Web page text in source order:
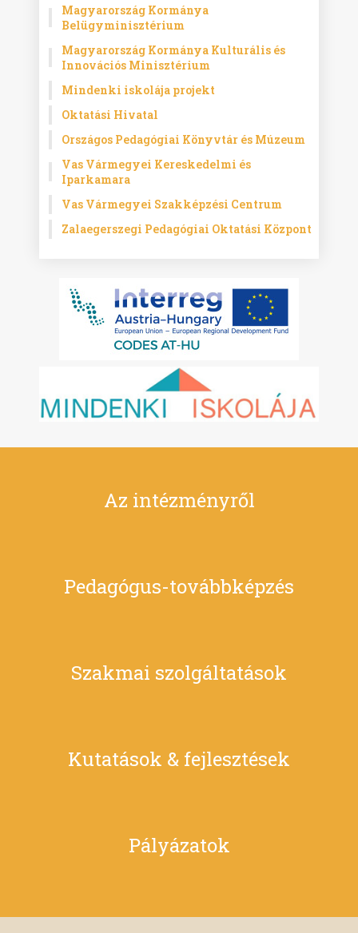
Magyarország Kormánya
Belügyminisztérium
Magyarország Kormánya Kulturális és
Innovációs Minisztérium
Mindenki iskolája projekt
Oktatási Hivatal
Országos Pedagógiai Könyvtár és Múzeum
Vas Vármegyei Kereskedelmi és
Iparkamara
Vas Vármegyei Szakképzési Centrum
Zalaegerszegi Pedagógiai Oktatási Központ
Az intézményről
Pedagógus-továbbképzés
Szakmai szolgáltatások
Kutatások & fejlesztések
Pályázatok